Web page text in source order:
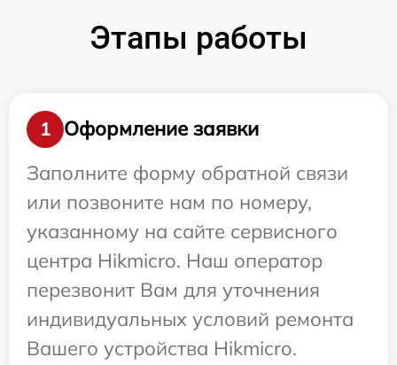
Этапы работы
1
Оформление заявки
Заполните форму обратной связи
или позвоните нам по номеру,
указанному на сайте сервисного
центра Hikmicro. Наш оператор
перезвонит Вам для уточнения
индивидуальных условий ремонта
Вашего устройства Hikmicro.